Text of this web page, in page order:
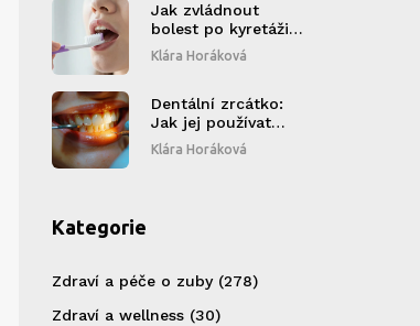
Jak zvládnout
bolest po kyretáži
zubů: Průvodce pro
rychlé uzdravení
Klára Horáková
Dentální zrcátko:
Jak jej používat
správně pro lepší
ústní zdraví
Klára Horáková
Kategorie
Zdraví a péče o zuby (278)
Zdraví a wellness (30)